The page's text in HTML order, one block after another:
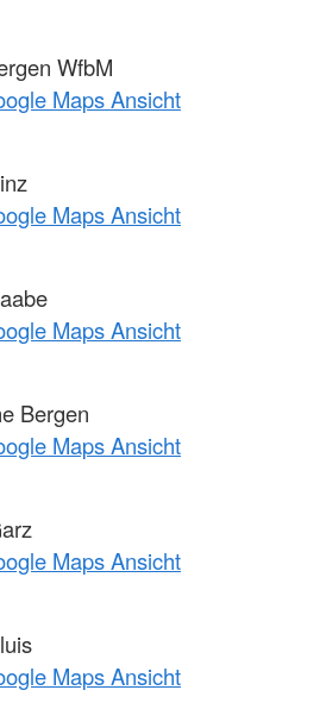
WfbM
Maps Ansicht
Maps Ansicht
Maps Ansicht
Bergen
Maps Ansicht
Maps Ansicht
Maps Ansicht